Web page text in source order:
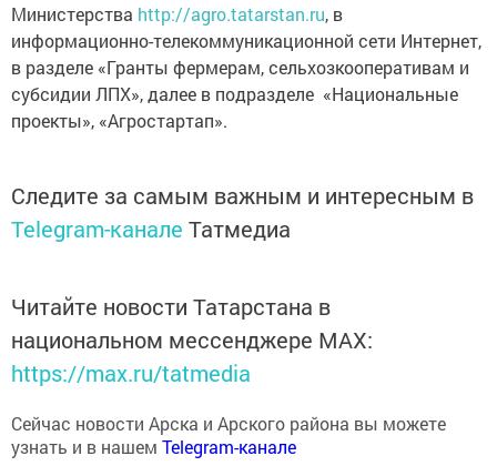
Министерства http://agro.tatarstan.ru, в
информационно-телекоммуникационной сети Интернет,
в разделе «Гранты фермерам, сельхозкооперативам и
субсидии ЛПХ», далее в подразделе «Национальные
проекты», «Агростартап».
Следите за самым важным и интересным в
Telegram-канале Татмедиа
Читайте новости Татарстана в
национальном мессенджере MАХ:
https://max.ru/tatmedia
Сейчас новости Арска и Арского района вы можете
узнать и в нашем Telegram-канале